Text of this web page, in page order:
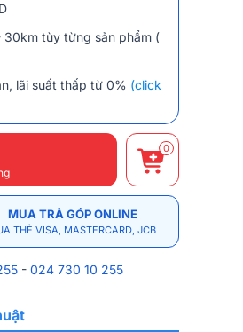
30km tùy từng sản phẩm (
lãi suất thấp từ 0% (click
0
MUA TRẢ GÓP ONLINE
THẺ VISA, MASTERCARD, JCB
- 024 730 10 255